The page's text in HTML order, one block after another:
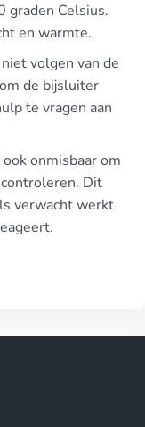
graden Celsius.
en warmte.
volgen van de
de bijsluiter
te vragen aan
onmisbaar om
Dit
verwacht werkt